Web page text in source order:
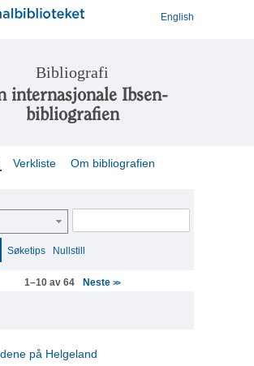
English
Bibliografi
internasjonale Ibsen-
bibliografien
Verkliste Om bibliografien
Søketips Nullstill
1–10 av 64 Neste>>
på Helgeland